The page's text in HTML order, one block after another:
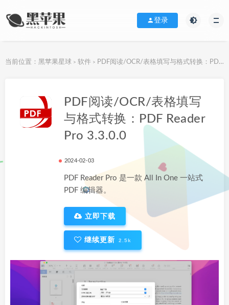
登录
当前位置： 黑苹果星球 > 软件 > PDF阅读/OCR/表格填写与格式转换：PDF Reader Pro 3.3.0.0
PDF阅读/OCR/表格填写
与格式转换：PDF Reader
Pro 3.3.0.0
2024-02-03
PDF Reader Pro 是一款 All In One 一站式
PDF 编辑器。
立即下载
继续更新 2.5k